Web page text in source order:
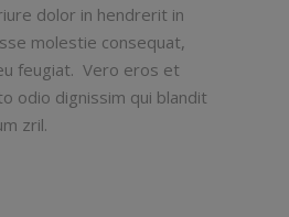
dolor in hendrerit in
molestie consequat,
feugiat. Vero eros et
odio dignissim qui blandit
zril.